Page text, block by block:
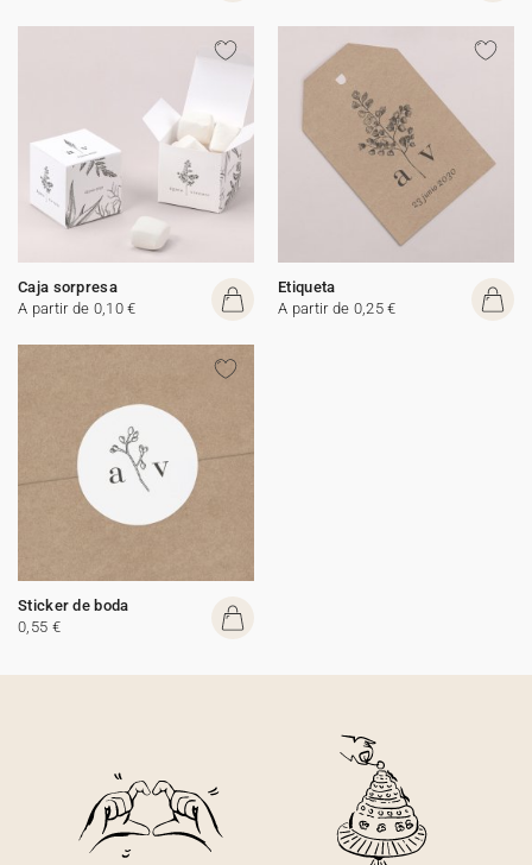
Caja sorpresa
A partir de 0,10 €
Etiqueta
A partir de 0,25 €
Sticker de boda
0,55 €